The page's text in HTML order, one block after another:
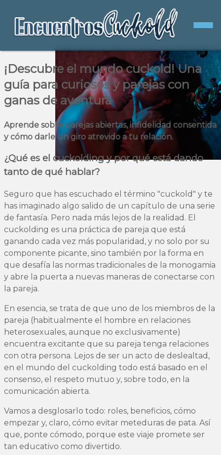
¡Descubre el mundo cuckold! Una
guía para curiosos y parejas con
ganas de aventura
Aprende sobre parejas abiertas, infidelidad consentida
y cómo darle un giro atrevido a tu relación.
¿Qué es el cuckolding y por qué está dando
tanto de qué hablar?
Seguro que has escuchado el término "cuckold" y te
has imaginado algo salido de un capítulo de una serie
de fantasía. Pero nada más lejos de la realidad. El
cuckolding es una práctica de pareja que está
ganando cada vez más popularidad, y no solo por su
componente picante, sino también por la forma en
que desafía las normas tradicionales de la monogamia
y abre la puerta a nuevas maneras de conectarse con
la pareja.
En esencia, se trata de que uno de los miembros de la
pareja (habitualmente el hombre en relaciones
heterosexuales, aunque no exclusivamente)
encuentra excitante que su pareja tenga relaciones
con otra persona. Lejos de ser un acto de deslealtad,
en el mundo del cuckolding todo está basado en el
consenso, el respeto mutuo y, sobre todo, en la
comunicación abierta.
Vamos a desglosarlo todo: roles, beneficios, cómo
empezar y, claro, cómo evitar meteduras de pata. Así
que, ponte cómodo, porque este viaje promete ser
tan educativo como divertido.